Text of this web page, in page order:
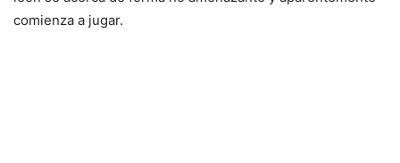
comienza a jugar.